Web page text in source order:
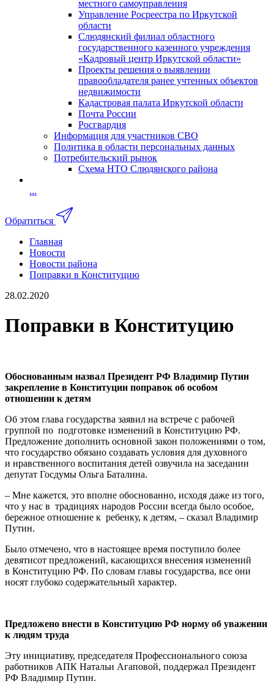
местного самоуправления
Управление Росреестра по Иркутской
области
Слюдянский филиал областного
государственного казенного учреждения
«Кадровый центр Иркутской области»
Проекты решения о выявлении
правообладателя ранее учтенных объектов
недвижимости
Кадастровая палата Иркутской области
Почта России
Росгвардия
Информация для участников СВО
Политика в области персональных данных
Потребительский рынок
Схема НТО Слюдянского района
...
Обратиться
Главная
Новости
Новости района
Поправки в Конституцию
28.02.2020
Поправки в Конституцию
Обоснованным назвал Президент РФ Владимир Путин
закрепление в Конституции поправок об особом
отношении к детям
Об этом глава государства заявил на встрече с рабочей
группой по подготовке изменений в Конституцию РФ.
Предложение дополнить основной закон положениями о том,
что государство обязано создавать условия для духовного
и нравственного воспитания детей озвучила на заседании
депутат Госдумы Ольга Баталина.
– Мне кажется, это вполне обоснованно, исходя даже из того,
что у нас в традициях народов России всегда было особое,
бережное отношение к ребенку, к детям, – сказал Владимир
Путин.
Было отмечено, что в настоящее время поступило более
девятисот предложений, касающихся внесения изменений
в Конституцию РФ. По словам главы государства, все они
носят глубоко содержательный характер.
Предложено внести в Конституцию РФ норму об уважении
к людям труда
Эту инициативу, председателя Профессионального союза
работников АПК Натальи Агаповой, поддержал Президент
РФ Владимир Путин.